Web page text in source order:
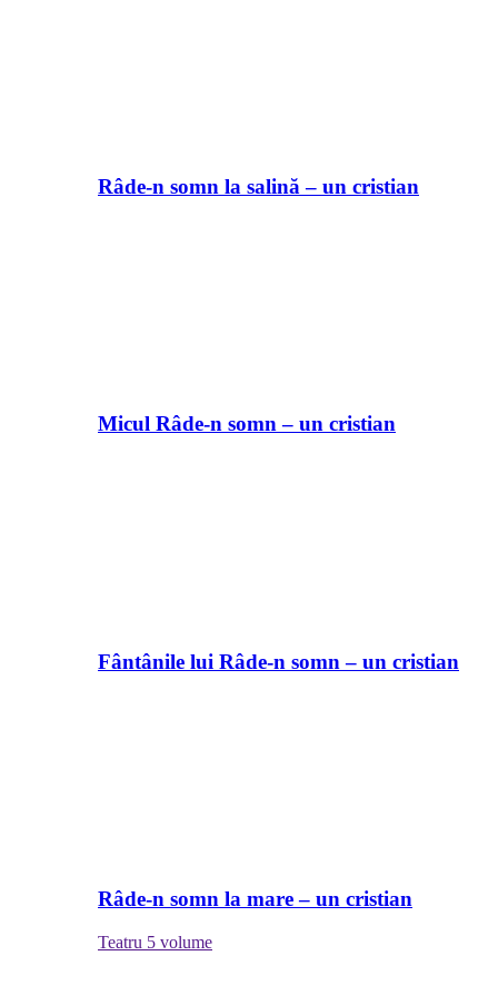
Râde-n somn la salină – un cristian
Micul Râde-n somn – un cristian
Fântânile lui Râde-n somn – un cristian
Râde-n somn la mare – un cristian
Teatru 5 volume